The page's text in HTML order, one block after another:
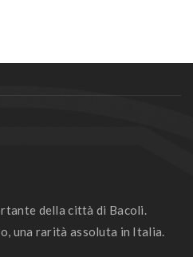
della città di Bacoli.
una rarità assoluta in Italia.